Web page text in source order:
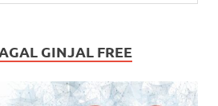
GINJAL FREE